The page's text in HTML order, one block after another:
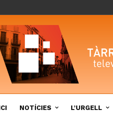
NOTÍCIES L’URGELL